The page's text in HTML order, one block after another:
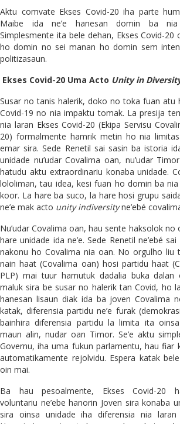
Aktu comvate Ekses Covid-20 iha parte
Maibe ida ne’e hanesan domin ba
Simplesmente ita bele dehan, Ekses Covid-
ho domin no sei manan ho domin sem
politizasaun.
Ekses Covid-20 Uma Acto Unity in
Susar no tanis halerik, doko no toka fuan atu
Covid-19 no nia impaktu tomak. La presija
nia laran Ekses Covid-20 (Ekipa Servisu
20) formalmente hamrik metin ho nia
emar sira. Sede Renetil sai sasin ba istoria
unidade nu’udar Covalima oan, nu’udar
hatudu aktu extraordinariu konaba unidade.
lololiman, tau idea, kesi fuan ho domin ba
koor. La hare ba suco, la hare hosi grupu
ne’e mak acto unity indiversityne’ebé
Nu’udar Covalima oan, hau sente haksolok no
hare unidade ida ne’e. Sede Renetil ne’ebé sai
nakonu ho Covalima nia oan. No orgulho liu
nain haat (Covalima oan) hosi partidu haat
PLP) mai tuur hamutuk dadalia buka
maluk sira be susar no halerik tan Covid, ho
hanesan lisaun diak ida ba joven Covalima
katak, diferensia partidu ne’e furak
bainhira diferensia partidu la limita ita
maun alin, nudar oan Timor. Se’e aktu
Governu, iha uma fukun parlamentu, hau fiar
automatikamente rejolvidu. Espera katak
oin mai.
Ba hau pesoalmente, Ekses Covid-20
voluntariu ne’ebe hanorin Joven sira konaba
sira oinsa unidade iha diferensia nia